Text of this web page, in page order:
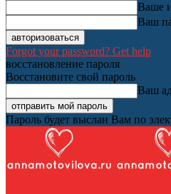
Ваше
Ваш
Forgot your password? Get help
восстановление пароля
Восстановите свой пароль
Ваш
Пароль будет выслан Вам по